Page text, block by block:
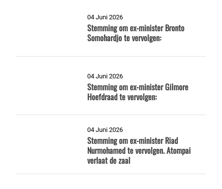
04 Juni 2026
Stemming om ex-minister Bronto
Somohardjo te vervolgen:
04 Juni 2026
Stemming om ex-minister Gilmore
Hoefdraad te vervolgen:
04 Juni 2026
Stemming om ex-minister Riad
Nurmohamed te vervolgen. Atompai
verlaat de zaal